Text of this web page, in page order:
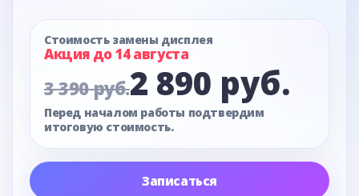
Стоимость замены дисплея
Акция до 14 августа
3 390 руб.2 890 руб.
Перед началом работы подтвердим
итоговую стоимость.
Записаться